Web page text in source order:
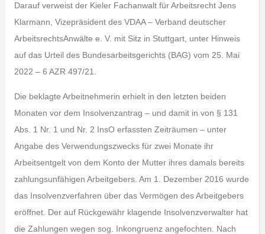
Darauf verweist der Kieler Fachanwalt für Arbeitsrecht Jens
Klarmann, Vizepräsident des VDAA – Verband deutscher
ArbeitsrechtsAnwälte e. V. mit Sitz in Stuttgart, unter Hinweis
auf das Urteil des Bundesarbeitsgerichts (BAG) vom 25. Mai
2022 – 6 AZR 497/21.
Die beklagte Arbeitnehmerin erhielt in den letzten beiden
Monaten vor dem Insolvenzantrag – und damit in von § 131
Abs. 1 Nr. 1 und Nr. 2 InsO erfassten Zeiträumen – unter
Angabe des Verwendungszwecks für zwei Monate ihr
Arbeitsentgelt von dem Konto der Mutter ihres damals bereits
zahlungsunfähigen Arbeitgebers. Am 1. Dezember 2016 wurde
das Insolvenzverfahren über das Vermögen des Arbeitgebers
eröffnet. Der auf Rückgewähr klagende Insolvenzverwalter hat
die Zahlungen wegen sog. Inkongruenz angefochten. Nach